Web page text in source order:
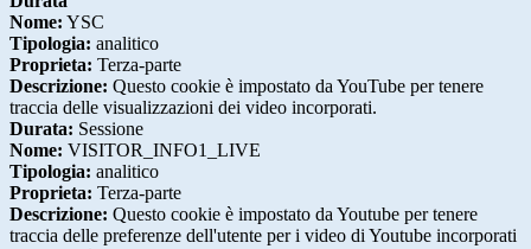
Nome: YSC
Tipologia: analitico
Proprieta: Terza-parte
Descrizione: Questo cookie è impostato da YouTube per tenere
traccia delle visualizzazioni dei video incorporati.
Durata: Sessione
Nome: VISITOR_INFO1_LIVE
Tipologia: analitico
Proprieta: Terza-parte
Descrizione: Questo cookie è impostato da Youtube per tenere
traccia delle preferenze dell'utente per i video di Youtube incorporati